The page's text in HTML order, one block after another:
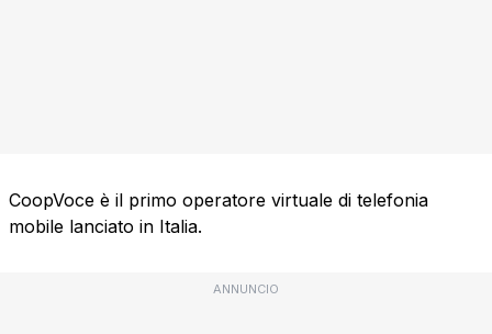
CoopVoce è il primo operatore virtuale di telefonia
mobile lanciato in Italia.
ANNUNCIO